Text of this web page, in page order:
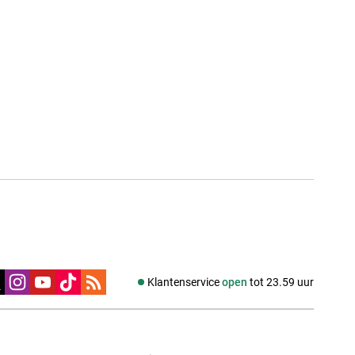
Klantenserviceopen tot 23.59 uur